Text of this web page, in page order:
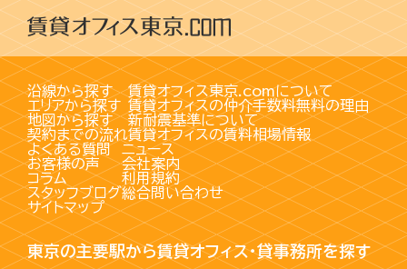
沿線から探す
エリアから探す
地図から探す
契約までの流れ
賃貸オフィス東京.comについて
賃貸オフィスの仲介手数料無料の理由
新耐震基準について
賃貸オフィスの賃料相場情報
よくある質問
お客様の声
コラム
スタッフブログ
サイトマップ
ニュース
会社案内
利用規約
総合問い合わせ
東京の主要駅から賃貸オフィス・貸事務所を探す